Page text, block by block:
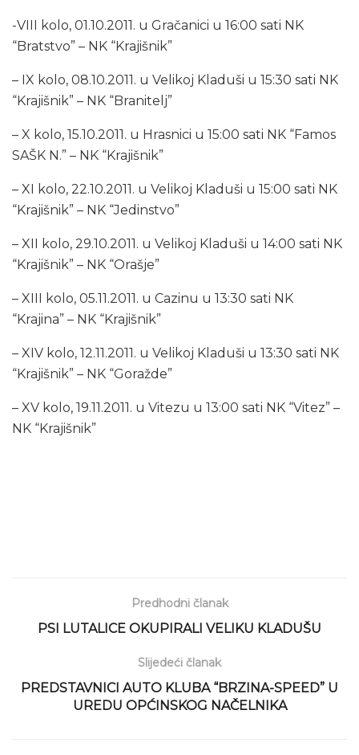
-VIII kolo, 01.10.2011. u Gračanici u 16:00 sati NK
“Bratstvo” – NK “Krajišnik”
– IX kolo, 08.10.2011. u Velikoj Kladuši u 15:30 sati NK
“Krajišnik” – NK “Branitelj”
– X kolo, 15.10.2011. u Hrasnici u 15:00 sati NK “Famos
SAŠK N.” – NK “Krajišnik”
– XI kolo, 22.10.2011. u Velikoj Kladuši u 15:00 sati NK
“Krajišnik” – NK “Jedinstvo”
– XII kolo, 29.10.2011. u Velikoj Kladuši u 14:00 sati NK
“Krajišnik” – NK “Orašje”
– XIII kolo, 05.11.2011. u Cazinu u 13:30 sati NK
“Krajina” – NK “Krajišnik”
– XIV kolo, 12.11.2011. u Velikoj Kladuši u 13:30 sati NK
“Krajišnik” – NK “Goražde”
– XV kolo, 19.11.2011. u Vitezu u 13:00 sati NK “Vitez” –
NK “Krajišnik”
Predhodni članak
PSI LUTALICE OKUPIRALI VELIKU KLADUŠU
Slijedeći članak
PREDSTAVNICI AUTO KLUBA “BRZINA-SPEED” U
UREDU OPĆINSKOG NAČELNIKA